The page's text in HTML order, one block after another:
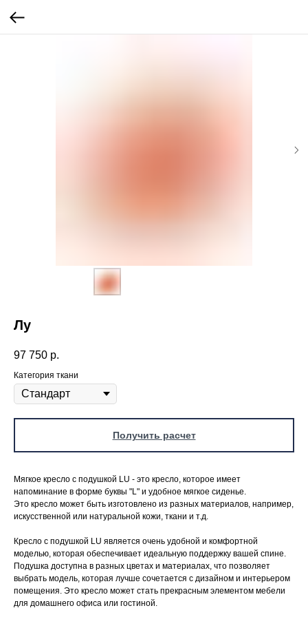
Лу
97 750 р.
Категория ткани
Получить расчет
Мягкое кресло с подушкой LU - это кресло, которое имеет
напоминание в форме буквы "L" и удобное мягкое сиденье.
Это кресло может быть изготовлено из разных материалов, например,
искусственной или натуральной кожи, ткани и т.д.
Кресло с подушкой LU является очень удобной и комфортной
моделью, которая обеспечивает идеальную поддержку вашей спине.
Подушка доступна в разных цветах и материалах, что позволяет
выбрать модель, которая лучше сочетается с дизайном и интерьером
помещения. Это кресло может стать прекрасным элементом мебели
для домашнего офиса или гостиной.